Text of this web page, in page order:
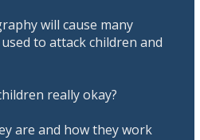
will cause many
to attack children and
really okay?
are and how they work